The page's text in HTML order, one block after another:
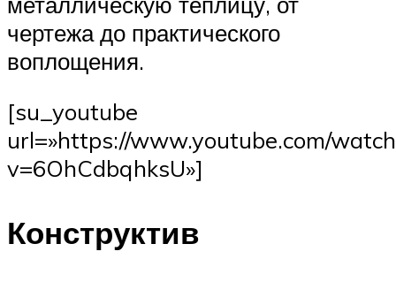
чертежа до практического
воплощения.
[su_youtube
url=»https://www.youtube.com/
v=6OhCdbqhksU»]
Конструктив